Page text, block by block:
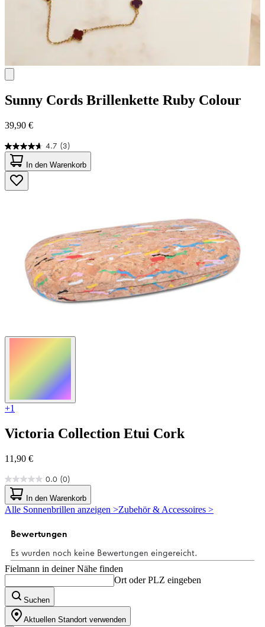
Sunny Cords Brillenkette Ruby Colour
39,90 €
4.7 (3)
4.7
von
5
Sternen.
3
In den Warenkorb
+1
Victoria Collection Etui Cork
11,90 €
0.0 (0)
0.0
von
5
Sternen.
In den Warenkorb
Alle Sonnenbrillen anzeigen >Zubehör & Accessoires >
Fielmann in deiner Nähe finden
Ort oder PLZ eingeben
Suchen
Aktuellen Standort verwenden